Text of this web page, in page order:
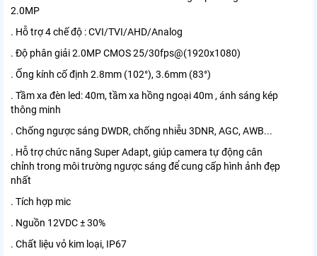
2.0MP
. Hỗ trợ 4 chế độ : CVI/TVI/AHD/Analog
. Độ phân giải 2.0MP CMOS 25/30fps@(1920x1080)
. Ống kính cố định 2.8mm (102°), 3.6mm (83°)
. Tầm xa đèn led: 40m, tầm xa hồng ngoại 40m , ánh sáng kép
thông minh
. Chống ngược sáng DWDR, chống nhiễu 3DNR, AGC, AWB...
. Hỗ trợ chức năng Super Adapt, giúp camera tự động cân
chỉnh trong môi trường ngược sáng để cung cấp hình ảnh đẹp
nhất
. Tích hợp mic
. Nguồn 12VDC ± 30%
. Chất liệu vỏ kim loại, IP67